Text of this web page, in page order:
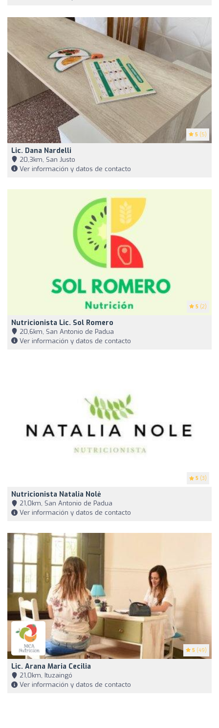
5 (5)
Lic. Dana Nardelli
20,3km, San Justo
Ver información y datos de contacto
5 (2)
Nutricionista Lic. Sol Romero
20,6km, San Antonio de Padua
Ver información y datos de contacto
5 (3)
Nutricionista Natalia Nolė
21,0km, San Antonio de Padua
Ver información y datos de contacto
5 (49)
Lic. Arana Maria Cecilia
21,0km, Ituzaingó
Ver información y datos de contacto